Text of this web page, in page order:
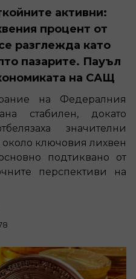
активни:
процент от
разглежда като
пазарите. Пауъл
на САЩ
на Федералния
стабилен, докато
значителни
ключовия лихвен
подтиквано от
перспективи на